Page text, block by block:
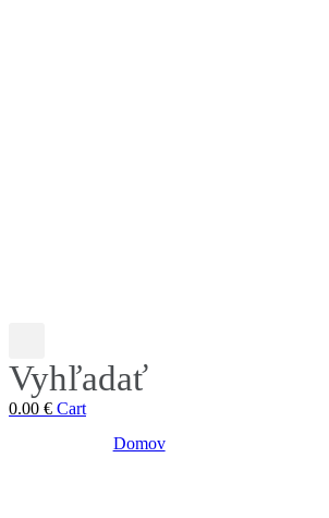
Vyhľadať
0.00 € Cart
Domov